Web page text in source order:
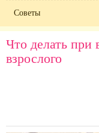
Советы
Что делать при
взрослого